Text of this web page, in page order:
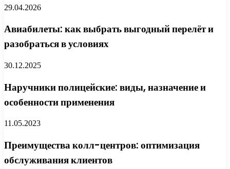
29.04.2026
Авиабилеты: как выбрать выгодный перелёт и
разобраться в условиях
30.12.2025
Наручники полицейские: виды, назначение и
особенности применения
11.05.2023
Преимущества колл-центров: оптимизация
обслуживания клиентов